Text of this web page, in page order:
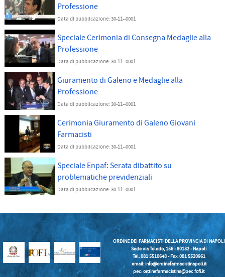
Professione
Data di pubblicazione: 30-11--0001
Speciale Cerimonia di Consegna Medaglie alla
Professione
Data di pubblicazione: 30-11--0001
Giuramento di Galeno e Medaglie alla
Professione
Data di pubblicazione: 30-11--0001
Cerimonia Giuramento di Galeno Giovani
Farmacisti
Data di pubblicazione: 30-11--0001
Speciale Enpaf: Serata dibattito su
problematiche previdenziali
Data di pubblicazione: 30-11--0001
ORDINE DEI FARMACISTI DELLA PROVINCIA DI NAPOLI
Sede via Toledo, 156 - 80132 - Napoli
Tel. 081 5510648 - Fax. 081 5520961
email:info@ordinefarmacistinapoli.it
pec: ordinefarmacistina@pec.fofi.it